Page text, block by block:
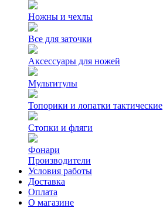
Ножны и чехлы
Все для заточки
Аксессуары для ножей
Мультитулы
Топорики и лопатки тактические
Стопки и фляги
Фонари
Производители
Условия работы
Доставка
Оплата
О магазине